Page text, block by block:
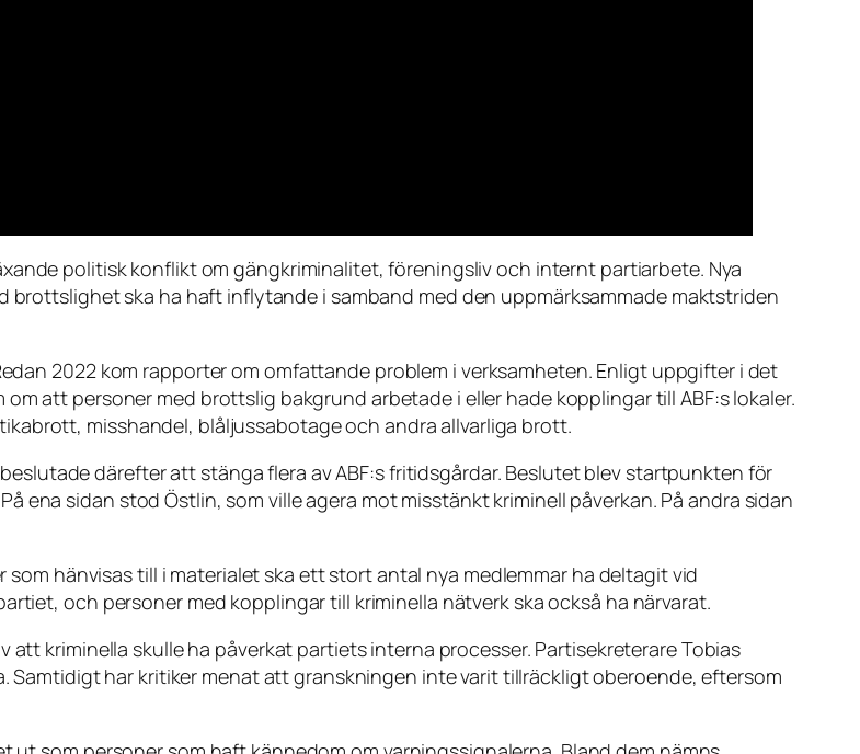
politisk konflikt om gängkriminalitet, föreningsliv och internt partiarbete. Nya
ska ha haft inflytande i samband med den uppmärksammade maktstriden
2022 kom rapporter om omfattande problem i verksamheten. Enligt uppgifter i det
att personer med brottslig bakgrund arbetade i eller hade kopplingar till ABF:s lokaler.
misshandel, blåljussabotage och andra allvarliga brott.
därefter att stänga flera av ABF:s fritidsgårdar. Beslutet blev startpunkten för
ena sidan stod Östlin, som ville agera mot misstänkt kriminell påverkan. På andra sidan
hänvisas till i materialet ska ett stort antal nya medlemmar ha deltagit vid
och personer med kopplingar till kriminella nätverk ska också ha närvarat.
kriminella skulle ha påverkat partiets interna processer. Partisekreterare Tobias
har kritiker menat att granskningen inte varit tillräckligt oberoende, eftersom